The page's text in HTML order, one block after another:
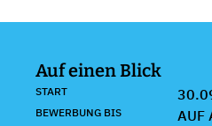
Auf einen Blick
START
BEWERBUNG BIS AUF